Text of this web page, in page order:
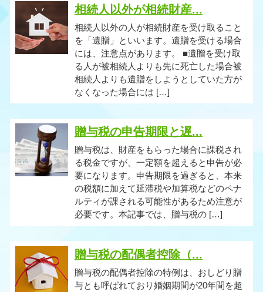
相続人以外が相続財産...
相続人以外の人が相続財産を受け取ること
を「遺贈」といいます。遺贈を受ける場合
には、注意点があります。 ■遺贈を受け取
る人が被相続人よりも先に死亡した場合被
相続人よりも遺贈をしようとしていた方が
なくなった場合には […]
贈与税の申告期限と遅...
贈与税は、財産をもらった場合に課税され
る税金ですが、一定額を超えると申告が必
要になります。申告期限を過ぎると、本来
の税額に加えて延滞税や加算税などのペナ
ルティが課される可能性があるため注意が
必要です。本記事では、贈与税の […]
贈与税の配偶者控除（...
贈与税の配偶者控除の特例は、おしどり贈
与とも呼ばれており婚姻期間が20年間を超